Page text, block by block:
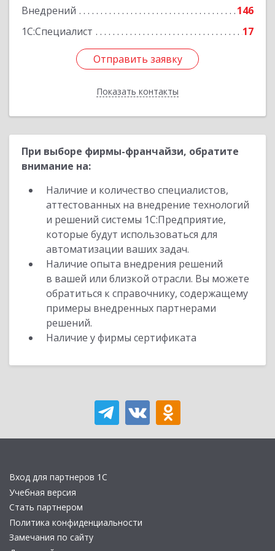
Внедрений
146
1С:Специалист
17
Отправить заявку
Показать контакты
Отправить заявку
Назад
При выборе фирмы-франчайзи, обратите
внимание на:
Наличие и количество специалистов,
аттестованных на внедрение технологий
и решений системы 1С:Предприятие,
которые будут использоваться для
автоматизации ваших задач.
Наличие опыта внедрения решений
в вашей или близкой отрасли. Вы можете
обратиться к справочнику, содержащему
примеры внедренных партнерами
решений.
Наличие у фирмы сертификата
Вход для партнеров 1С
Учебная версия
Стать партнером
Политика конфиденциальности
Замечания по сайту